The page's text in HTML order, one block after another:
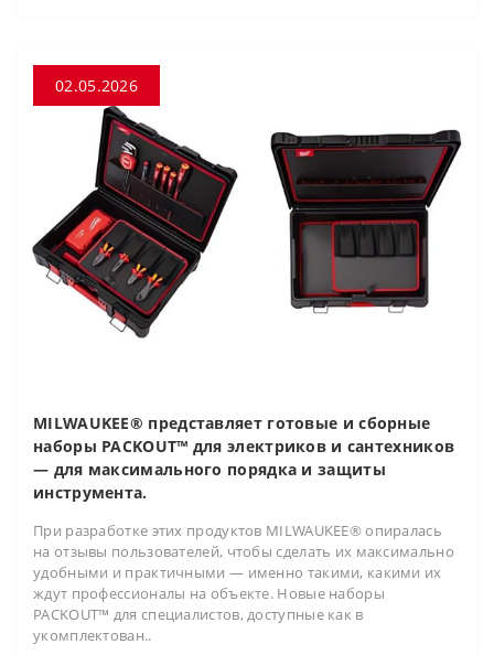
02.05.2026
MILWAUKEE® представляет готовые и сборные
наборы PACKOUT™ для электриков и сантехников
— для максимального порядка и защиты
инструмента.
При разработке этих продуктов MILWAUKEE® опиралась
на отзывы пользователей, чтобы сделать их максимально
удобными и практичными — именно такими, какими их
ждут профессионалы на объекте. Новые наборы
PACKOUT™ для специалистов, доступные как в
укомплектован..